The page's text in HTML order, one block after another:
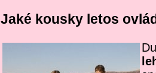
Jaké kousky letos